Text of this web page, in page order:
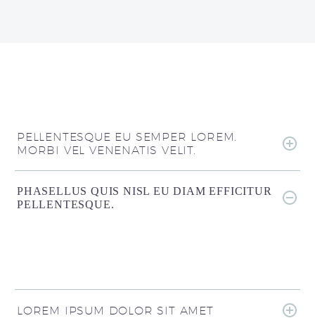
PELLENTESQUE EU SEMPER LOREM.
MORBI VEL VENENATIS VELIT.
PHASELLUS QUIS NISL EU DIAM EFFICITUR
PELLENTESQUE.
LOREM IPSUM DOLOR SIT AMET